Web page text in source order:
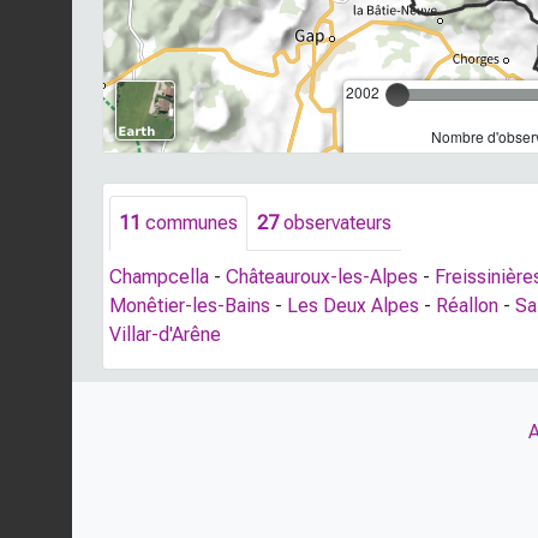
2002
Nombre
11 communes 27observateurs
Champcella - Châteauroux-les-Alpes -
Monêtier-les-Bains - Les Deux Alpes - Réallon -
Villar-d'Arêne